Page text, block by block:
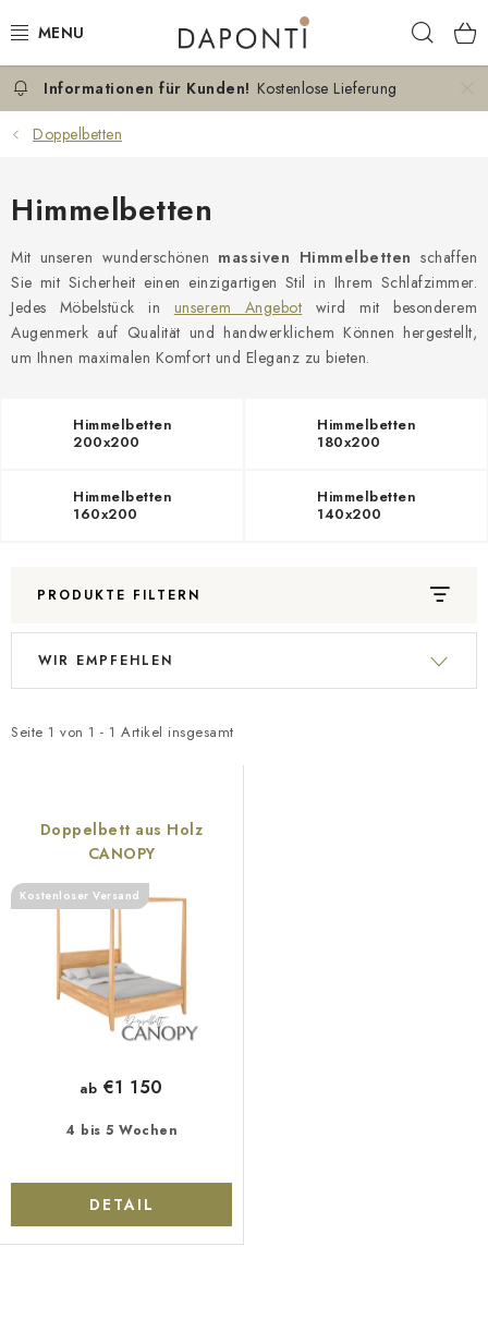
Inhalt
DOPPELBETTEN
EINZELBETTEN
NACHTTISCHE
SCHLAFZIMMER KOMMODEN
KONTAKT
ZERTIFIKATE
Geschäftsbewertung
Zahlungsmethoden auf unserer Website
Kostenlose Lieferung
Doppelbetten
Himmelbetten
Mit unseren wunderschönen massiven Himmelbetten schaffen
Sie mit Sicherheit einen einzigartigen Stil in Ihrem Schlafzimmer.
Jedes Möbelstück in unserem Angebot wird mit besonderem
Augenmerk auf Qualität und handwerklichem Können hergestellt,
um Ihnen maximalen Komfort und Eleganz zu bieten.
Himmelbetten
200x200
Himmelbetten
180x200
Himmelbetten
160x200
Himmelbetten
140x200
PRODUKTE FILTERN
L
t
P
r
Seite 1 von 1 - 1 Artikel insgesamt
P
d
o
r
WIR EMPFEHLEN
Doppelbett aus Holz
CANOPY
Kostenloser Versand
4 bis 5 Wochen
ab €1 150
DETAIL